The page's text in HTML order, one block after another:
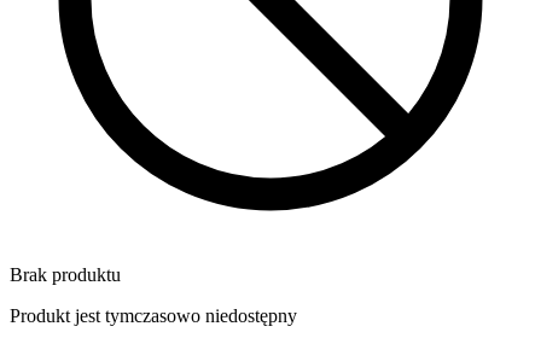
Brak produktu
Produkt jest tymczasowo niedostępny